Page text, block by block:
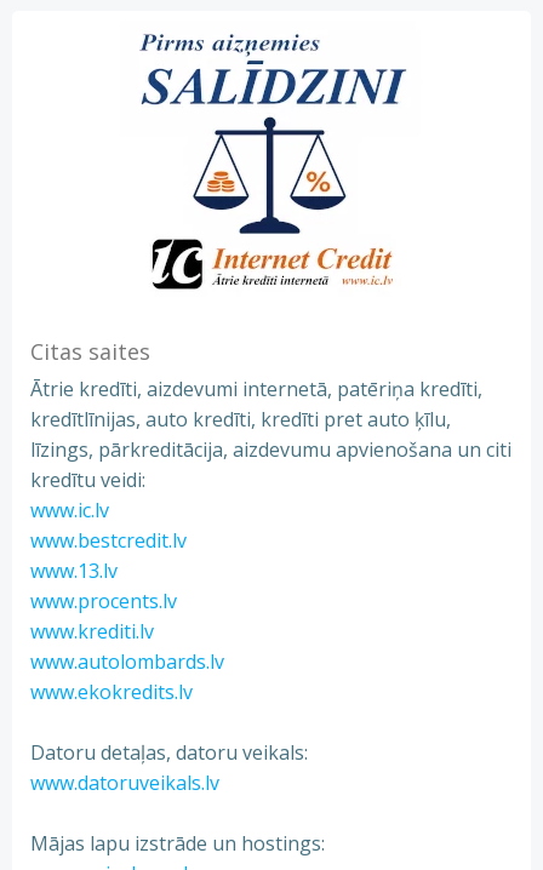
Citas saites
Ātrie kredīti, aizdevumi internetā, patēriņa kredīti,
kredītlīnijas, auto kredīti, kredīti pret auto ķīlu,
līzings, pārkreditācija, aizdevumu apvienošana un citi
kredītu veidi:
www.ic.lv
www.bestcredit.lv
www.13.lv
www.procents.lv
www.krediti.lv
www.autolombards.lv
www.ekokredits.lv
Datoru detaļas, datoru veikals:
www.datoruveikals.lv
Mājas lapu izstrāde un hostings: